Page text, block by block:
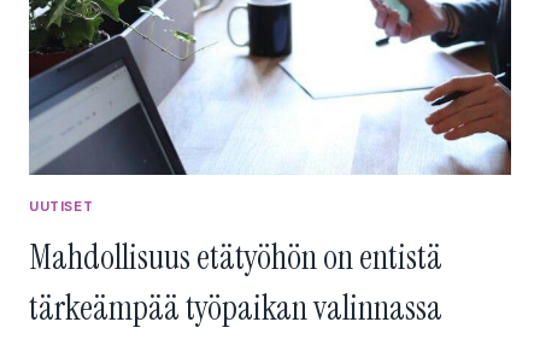
–
YLEISESTI
ALA
KÄRSII
HEIKOSTA
TYÖNANTAJAMAINEESTA
UUTISET
Mahdollisuus etätyöhön on entistä
tärkeämpää työpaikan valinnassa